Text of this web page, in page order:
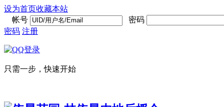
设为首页收藏本站
帐号
密码
密码 注册
只需一步，快速开始